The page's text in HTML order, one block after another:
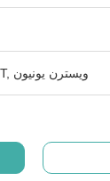
L/C, T/T, ويسترن يونيون